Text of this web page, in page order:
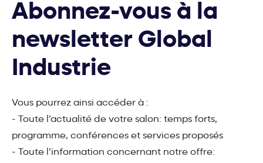
Abonnez-vous à la
newsletter Global
Industrie
Vous pourrez ainsi accéder à :
- Toute l’actualité de votre salon: temps forts,
programme, conférences et services proposés
- Toute l’information concernant notre offre: